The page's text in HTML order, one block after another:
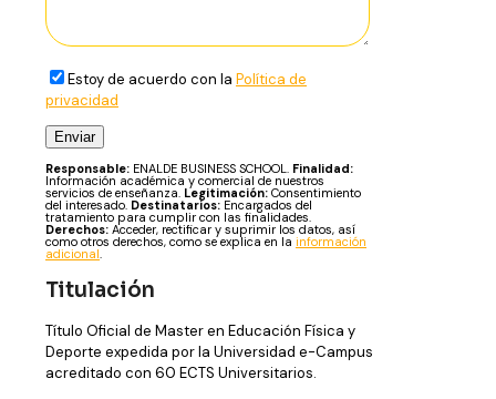
Estoy de acuerdo con la Política de
privacidad
Responsable: ENALDE BUSINESS SCHOOL. Finalidad:
Información académica y comercial de nuestros
servicios de enseñanza. Legitimación: Consentimiento
del interesado. Destinatarios: Encargados del
tratamiento para cumplir con las finalidades.
Derechos: Acceder, rectificar y suprimir los datos, así
como otros derechos, como se explica en la información
adicional
Titulación
Título Oficial de Master en Educación Física y
Deporte expedida por la Universidad e-Campus
acreditado con 60 ECTS Universitarios.